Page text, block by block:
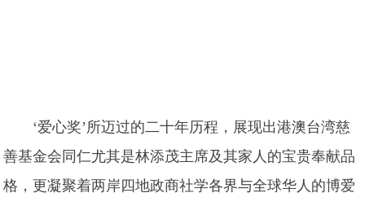
‘爱心奖’所迈过的二十年历程，展现出港澳台湾慈
善基金会同仁尤其是林添茂主席及其家人的宝贵奉献品
格，更凝聚着两岸四地政商社学各界与全球华人的博爱